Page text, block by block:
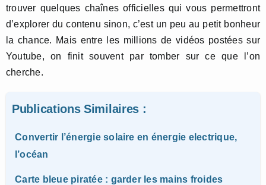
trouver quelques chaînes officielles qui vous permettront
d’explorer du contenu sinon, c’est un peu au petit bonheur
la chance. Mais entre les millions de vidéos postées sur
Youtube, on finit souvent par tomber sur ce que l’on
cherche.
Publications Similaires :
Convertir l’énergie solaire en énergie electrique,
l’océan
Carte bleue piratée : garder les mains froides